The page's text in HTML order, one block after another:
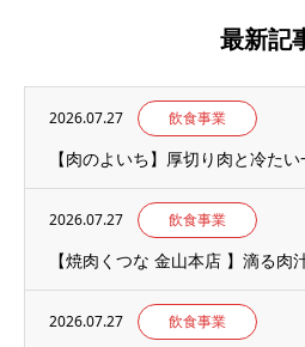
最新記
2026.07.27 飲食事業
【肉のよいち】厚切り肉と冷た
2026.07.27 飲食事業
【焼肉くつな 金山本店 】滴る肉
2026.07.27 飲食事業